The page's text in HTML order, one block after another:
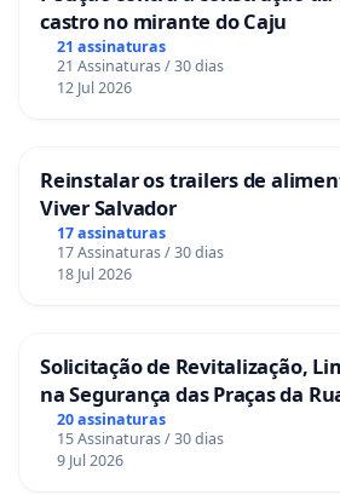
castro no mirante do Caju
21 assinaturas
21 Assinaturas / 30 dias
12 Jul 2026
Reinstalar os trailers de
Viver Salvador
17 assinaturas
17 Assinaturas / 30 dias
18 Jul 2026
Solicitação de Revitalização,
na Segurança das Praças da
Sete Ilhas
20 assinaturas
15 Assinaturas / 30 dias
9 Jul 2026